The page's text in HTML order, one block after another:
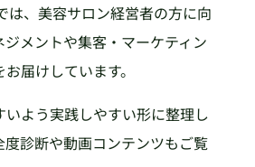
は、美容サロン経営者の方に向
ジメントや集客・マーケティン
届けしています。
よう実践しやすい形に整理し
度診断や動画コンテンツもご覧